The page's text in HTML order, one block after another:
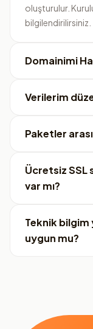
oluşturulur.
bilgilendirilirsiniz.
Domainimi
Verilerim
Paketler
Ücretsiz
var mı?
Teknik bilgim
uygun mu?